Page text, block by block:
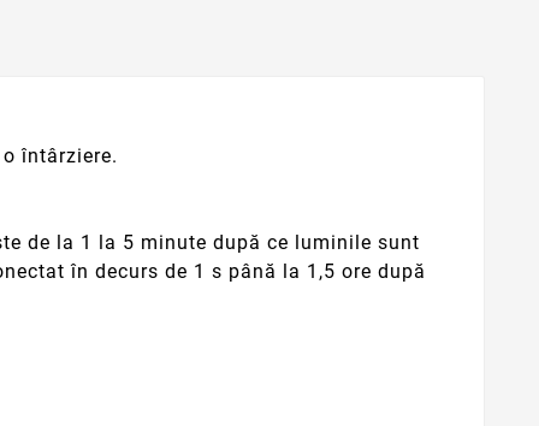
întârziere.
de la 1 la 5 minute după ce luminile sunt
în decurs de 1 s până la 1,5 ore după